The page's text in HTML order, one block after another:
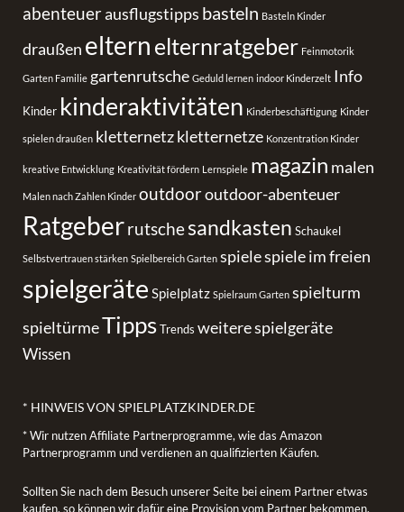
abenteuerausflugstipps basteln Basteln Kinder
draußen eltern elternratgeber Feinmotorik
Garten Familie gartenrutsche Geduld lernen indoor Kinderzelt Info
Kinder kinderaktivitäten Kinderbeschäftigung Kinder
spielen draußen kletternetzkletternetze Konzentration Kinder
kreative Entwicklung Kreativität fördern Lernspiele magazin malen
Malen nach Zahlen Kinder outdooroutdoor-abenteuer
Ratgeberrutschesandkasten Schaukel
Selbstvertrauen stärken Spielbereich Garten spielespiele im freien
spielgeräte Spielplatz Spielraum Garten spielturm
spieltürmeTippsTrends weitere spielgeräte
Wissen
* HINWEIS VON SPIELPLATZKINDER.DE
* Wir nutzen Affiliate Partnerprogramme, wie das Amazon
Partnerprogramm und verdienen an qualifizierten Käufen.
Sollten Sie nach dem Besuch unserer Seite bei einem Partner etwas
kaufen, so können wir dafür eine Provision vom Partner bekommen.